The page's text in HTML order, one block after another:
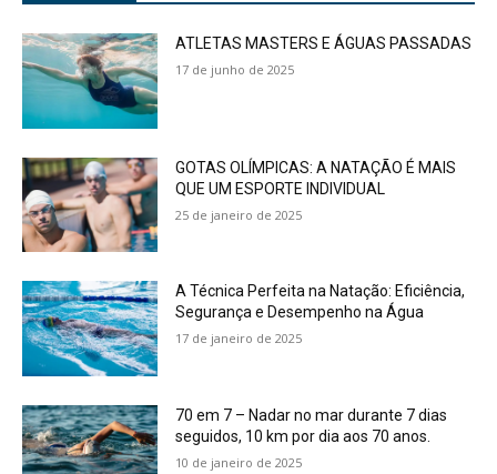
ATLETAS MASTERS E ÁGUAS PASSADAS
17 de junho de 2025
GOTAS OLÍMPICAS: A NATAÇÃO É MAIS
QUE UM ESPORTE INDIVIDUAL
25 de janeiro de 2025
A Técnica Perfeita na Natação: Eficiência,
Segurança e Desempenho na Água
17 de janeiro de 2025
70 em 7 – Nadar no mar durante 7 dias
seguidos, 10 km por dia aos 70 anos.
10 de janeiro de 2025